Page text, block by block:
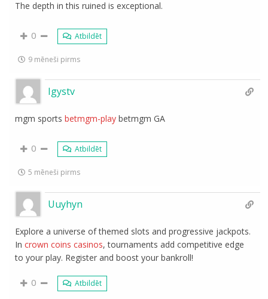
The depth in this ruined is exceptional.
0 Atbildēt
9 mēneši pirms
Igystv
mgm sportsbetmgm-play betmgm GA
0 Atbildēt
5 mēneši pirms
Uuyhyn
Explore a universe of themed slots and progressive jackpots.
Incrown coins casinos, tournaments add competitive edge
to your play. Register and boost your bankroll!
0 Atbildēt